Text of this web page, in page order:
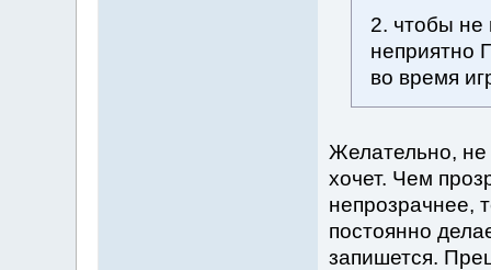
2. чтобы не
неприятно
во время
Желательно, не
хочет. Чем
непрозрачнее,
постоянно
запишется.